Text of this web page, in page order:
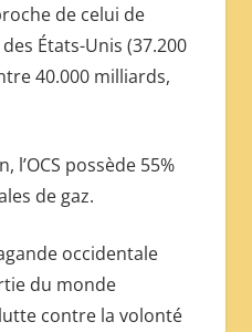
de celui de
États-Unis (37.200
40.000 milliards,
l’OCS possède 55%
de gaz.
occidentale
du monde
contre la volonté